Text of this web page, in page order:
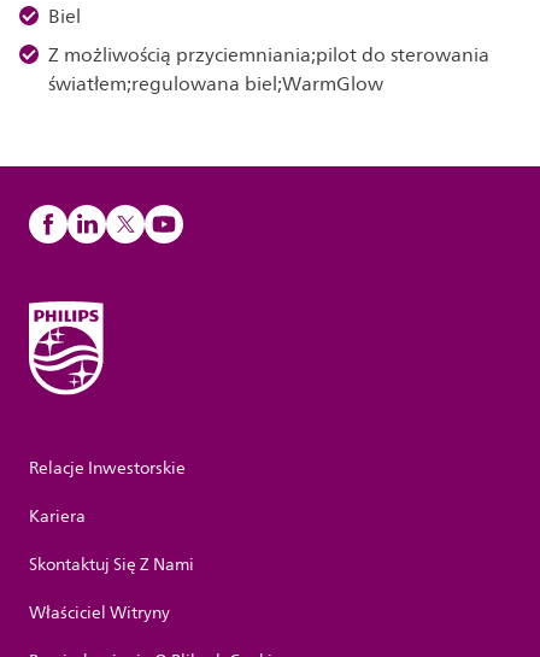
Biel
Z możliwością przyciemniania;pilot do sterowania
światłem;regulowana biel;WarmGlow
Relacje Inwestorskie
Kariera
Skontaktuj Się Z Nami
Właściciel Witryny